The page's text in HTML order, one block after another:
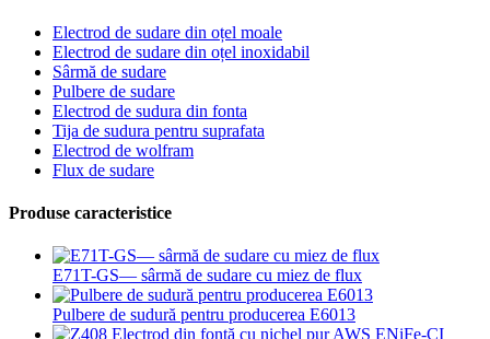
Electrod de sudare din oțel moale
Electrod de sudare din oțel inoxidabil
Sârmă de sudare
Pulbere de sudare
Electrod de sudura din fonta
Tija de sudura pentru suprafata
Electrod de wolfram
Flux de sudare
Produse caracteristice
E71T-GS— sârmă de sudare cu miez de flux
Pulbere de sudură pentru producerea E6013